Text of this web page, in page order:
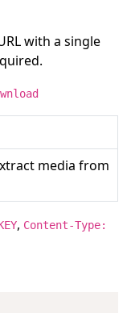
with a single
media from
, Content-Type: